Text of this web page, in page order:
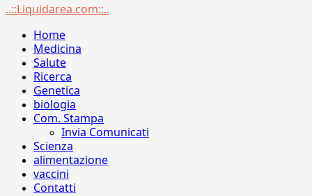
Menu
..::Liquidarea.com::..
Home
Medicina
Salute
Ricerca
Genetica
biologia
Com. Stampa
Invia Comunicati
Scienza
alimentazione
vaccini
Contatti